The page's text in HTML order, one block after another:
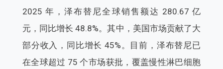
2025 年，泽布替尼全球销售额达 280.67 亿
元， 同比增长 48.8%。其中，美国市场贡献了大
部分收入，同比增长 45%。目前，泽布替尼已
在全球超过 75 个市场获批，覆盖慢性淋巴细胞